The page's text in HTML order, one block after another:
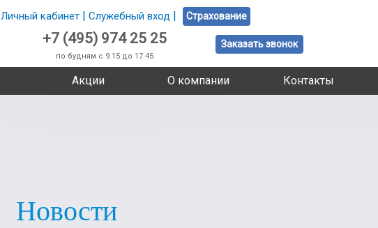
Личный кабинет | Служебный вход | Страхование
+7 (495) 974 25 25
по будням с 9.15 до 17.45
Заказать звонок
Акции О компании Контакты
Новости